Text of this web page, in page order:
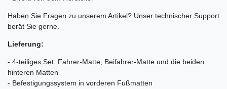
Haben Sie Fragen zu unserem Artikel? Unser technischer Support
berät Sie gerne.
Lieferung:
- 4-teiliges Set: Fahrer-Matte, Beifahrer-Matte und die beiden
hinteren Matten
- Befestigungssystem in vorderen Fußmatten